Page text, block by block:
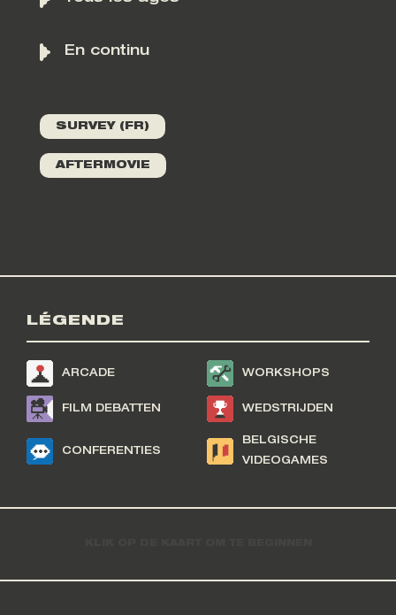
En continu
SURVEY (FR)
AFTERMOVIE
LÉGENDE
ARCADE WORKSHOPS
FILM DEBATTEN WEDSTRIJDEN
CONFERENTIES
BELGISCHE
VIDEOGAMES